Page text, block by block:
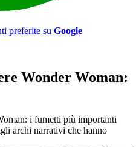
preferite su Google
Wonder Woman:
i fumetti più importanti
archi narrativi che hanno